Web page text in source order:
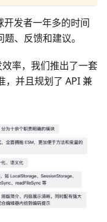
开发者一年多的时间
、反馈和建议。
率，我们推出了一套
，并且规划了 API 兼